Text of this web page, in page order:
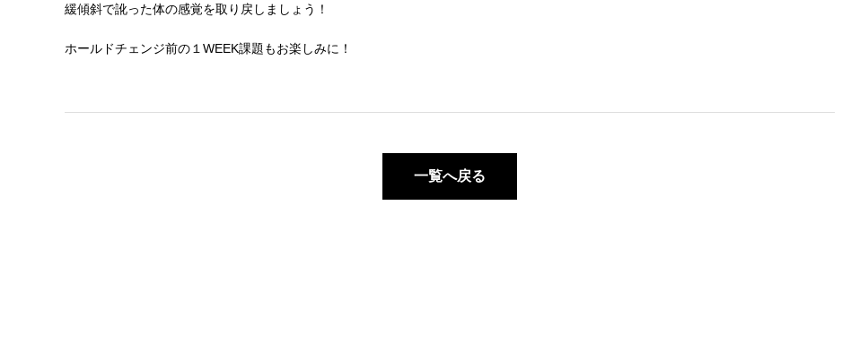
緩傾斜で訛った体の感覚を取り戻しましょう！
ホールドチェンジ前の１WEEK課題もお楽しみに！
一覧へ戻る